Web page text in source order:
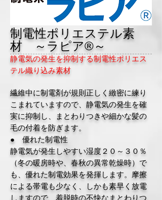
制電性ポリエステル素
材 ～ラピア®～
静電気の発生を抑制する制電性ポリエス
テル織り込み素材
繊維中に制電剤が規則正しく緻密に練り
こまれていますので、静電気の発生を確
実に抑制し、まとわりつきや細かな髪の
毛の付着を防ぎます。
● 優れた制電性
静電気が発生しやすい湿度２０～３０％
（冬の暖房時や、春秋の異常乾燥時）で
も、優れた制電効果を発揮します。摩擦
による帯電も少なく、しかも素早く放電
しますので、着脱時の不快なまとわりつ